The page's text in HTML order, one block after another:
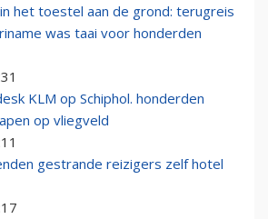
het toestel aan de grond: terugreis
was taai voor honderden
KLM op Schiphol. honderden
op vliegveld
gestrande reizigers zelf hotel